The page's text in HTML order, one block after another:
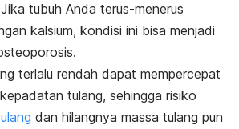
tubuh Anda terus-menerus
kalsium, kondisi ini bisa menjadi
terlalu rendah dapat mempercepat
tulang, sehingga risiko
dan hilangnya massa tulang pun